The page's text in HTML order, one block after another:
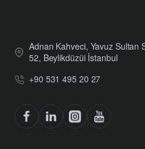
Adnan Kahveci, Yavuz Sultan
52, Beylikdüzüi İstanbul
+90 531 495 20 27